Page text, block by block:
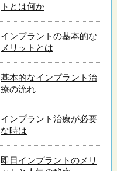
トとは何か
インプラントの基本的な
メリットとは
基本的なインプラント治
療の流れ
インプラント治療が必要
な時は
即日インプラントのメリ